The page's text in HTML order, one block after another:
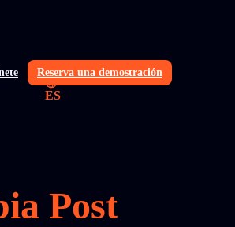
Reserva una demostración
ES
Post